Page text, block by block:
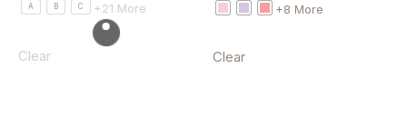
A B C +21 More
Clear
+8 More
Clear